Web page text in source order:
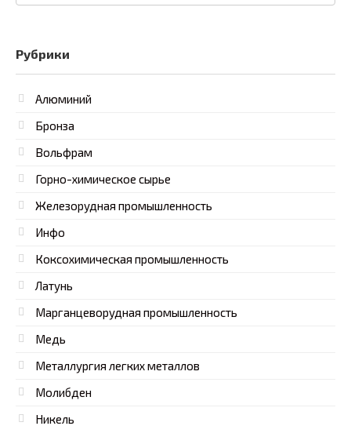
Рубрики
Алюминий
Бронза
Вольфрам
Горно-химическое сырье
Железорудная промышленность
Инфо
Коксохимическая промышленность
Латунь
Марганцеворудная промышленность
Медь
Металлургия легких металлов
Молибден
Никель